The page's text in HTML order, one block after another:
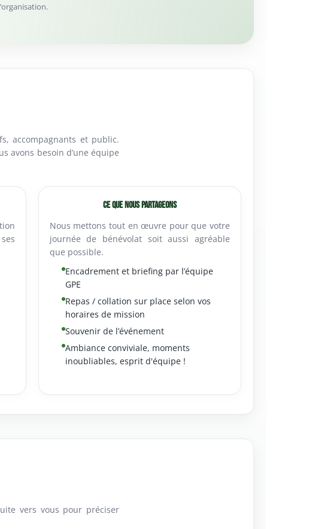
accompagnants et public.
avons besoin d’une équipe
Ce que nous partageons
Nous mettons tout en œuvre pour que votre
journée de bénévolat soit aussi agréable
que possible.
Encadrement et briefing par l’équipe
GPE
Repas / collation sur place selon vos
horaires de mission
Souvenir de l’événement
Ambiance conviviale, moments
inoubliables, esprit d'équipe !
vers vous pour préciser